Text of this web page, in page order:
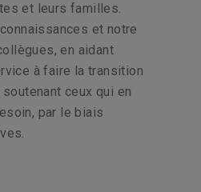
et leurs familles.
et notre
en aidant
à faire la transition
ceux qui en
par le biais